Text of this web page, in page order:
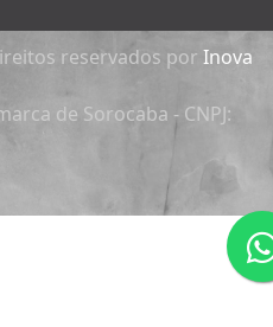
reservados por Inova
de Sorocaba - CNPJ: